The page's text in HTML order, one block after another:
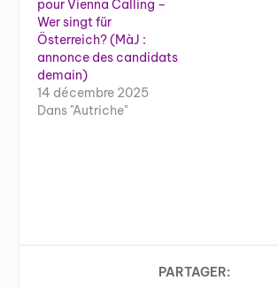
pour Vienna Calling –
Wer singt für
Österreich? (MàJ :
annonce des candidats
demain)
14 décembre 2025
Dans "Autriche"
PARTAGER: